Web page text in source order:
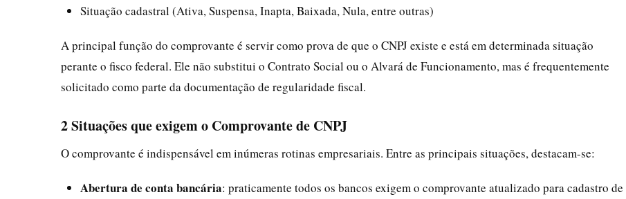
Situação cadastral (Ativa, Suspensa, Inapta, Baixada, Nula, entre outras)
A principal função do comprovante é servir como prova de que o CNPJ existe e está em determinada situação
perante o fisco federal. Ele não substitui o Contrato Social ou o Alvará de Funcionamento, mas é frequentemente
solicitado como parte da documentação de regularidade fiscal.
2 Situações que exigem o Comprovante de CNPJ
O comprovante é indispensável em inúmeras rotinas empresariais. Entre as principais situações, destacam-se:
Abertura de conta bancária: praticamente todos os bancos exigem o comprovante atualizado para cadastro de